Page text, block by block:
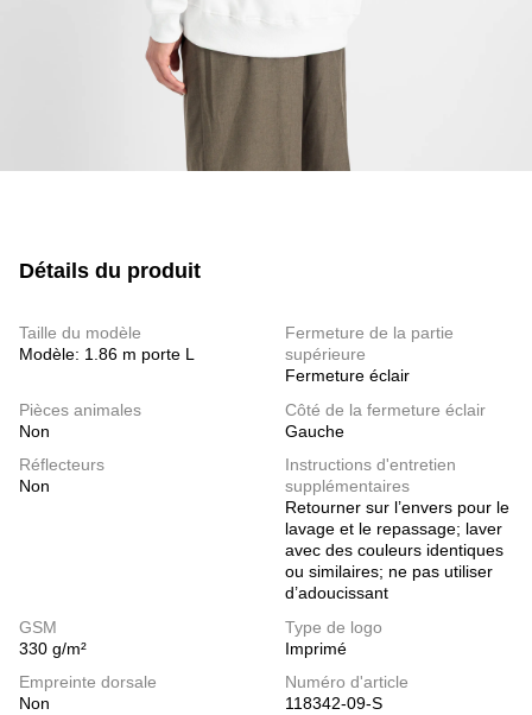
Détails du produit
Taille du modèle
Modèle: 1.86 m porte L
Fermeture de la partie
supérieure
Fermeture éclair
Pièces animales
Non
Côté de la fermeture éclair
Gauche
Réflecteurs
Non
Instructions d'entretien
supplémentaires
Retourner sur l’envers pour le
lavage et le repassage; laver
avec des couleurs identiques
ou similaires; ne pas utiliser
d’adoucissant
GSM
330 g/m²
Type de logo
Imprimé
Empreinte dorsale
Non
Numéro d'article
118342-09-S